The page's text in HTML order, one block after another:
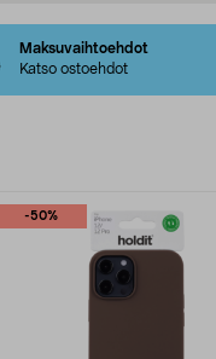
Maksuvaihtoehdot
Katso ostoehdot
-50%